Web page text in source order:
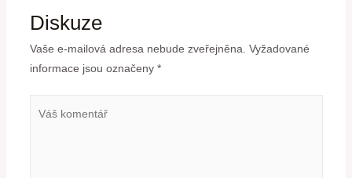
Diskuze
Vaše e-mailová adresa nebude zveřejněna. Vyžadované
informace jsou označeny *